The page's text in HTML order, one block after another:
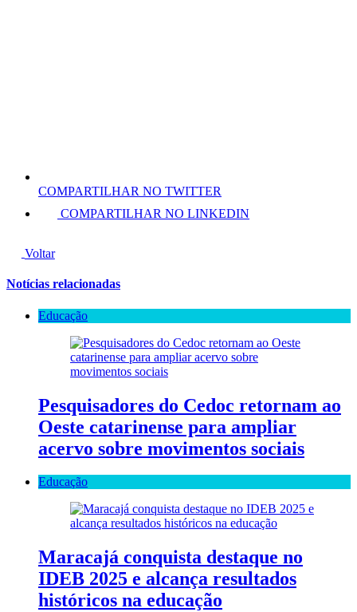
COMPARTILHAR NO TWITTER
COMPARTILHAR NO LINKEDIN
Voltar
Notícias relacionadas
Educação
Pesquisadores do Cedoc retornam ao
Oeste catarinense para ampliar
acervo sobre movimentos sociais
Educação
Maracajá conquista destaque no
IDEB 2025 e alcança resultados
históricos na educação